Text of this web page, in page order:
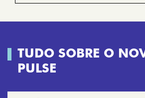
TUDO SOBRE O
PULSE